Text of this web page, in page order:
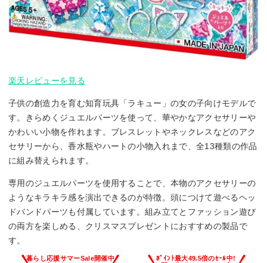
楽天レビューを見る
子供の創造力を育む知育玩具「ラキュー」の女の子向けモデルで
す。きらめくジュエルパーツを使って、華やかなアクセサリーや
かわいい小物を作れます。ブレスレットやネックレスなどのアク
セサリーから、香水瓶やハートの小物入れまで、全13種類の作品
に組み替えられます。
専用のジュエルパーツを使用することで、本物のアクセサリーの
ようなキラキラ感を演出できるのが特徴。頭につけて遊べるヘッ
ドバンドパーツも付属しています。組み立てとファッション遊び
の両方を楽しめる、クリスマスプレゼントにおすすめの製品で
す。